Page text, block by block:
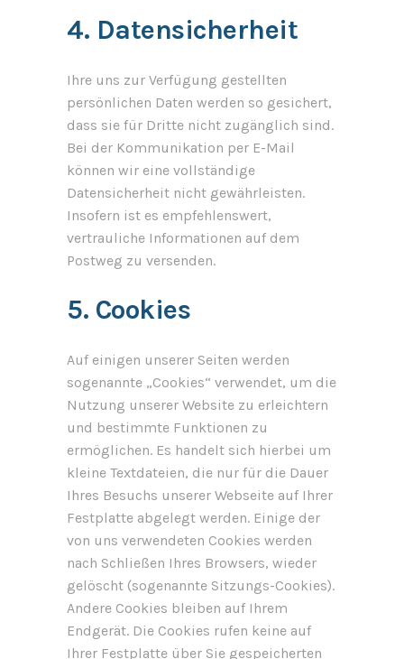
4. Datensicherheit
Ihre uns zur Verfügung gestellten
persönlichen Daten werden so gesichert,
dass sie für Dritte nicht zugänglich sind.
Bei der Kommunikation per E-Mail
können wir eine vollständige
Datensicherheit nicht gewährleisten.
Insofern ist es empfehlenswert,
vertrauliche Informationen auf dem
Postweg zu versenden.
5. Cookies
Auf einigen unserer Seiten werden
sogenannte „Cookies“ verwendet, um die
Nutzung unserer Website zu erleichtern
und bestimmte Funktionen zu
ermöglichen. Es handelt sich hierbei um
kleine Textdateien, die nur für die Dauer
Ihres Besuchs unserer Webseite auf Ihrer
Festplatte abgelegt werden. Einige der
von uns verwendeten Cookies werden
nach Schließen Ihres Browsers, wieder
gelöscht (sogenannte Sitzungs-Cookies).
Andere Cookies bleiben auf Ihrem
Endgerät. Die Cookies rufen keine auf
Ihrer Festplatte über Sie gespeicherten